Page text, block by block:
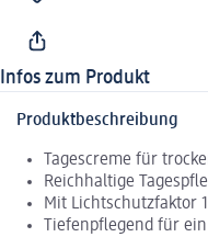
Infos zum Produkt
Produktbeschreibung
Tagescreme für
Reichhaltige
Mit Lichtschutzfaktor
Tiefenpflegend für